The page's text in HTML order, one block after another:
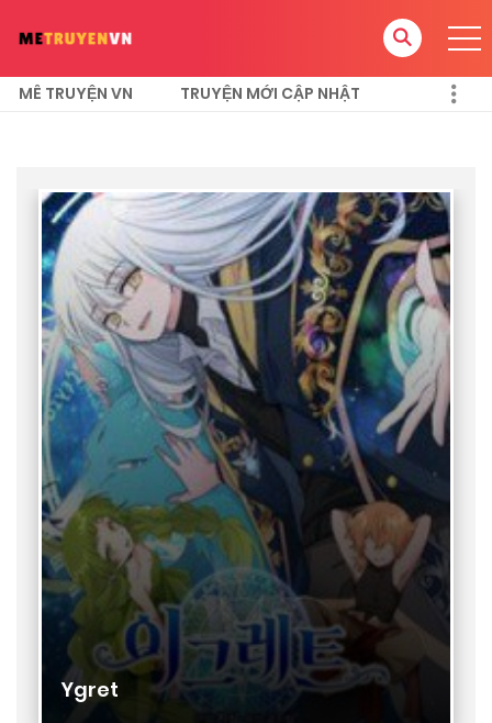
MÊ TRUYỆN VN TRUYỆN MỚI CẬP NHẬT
Ygret